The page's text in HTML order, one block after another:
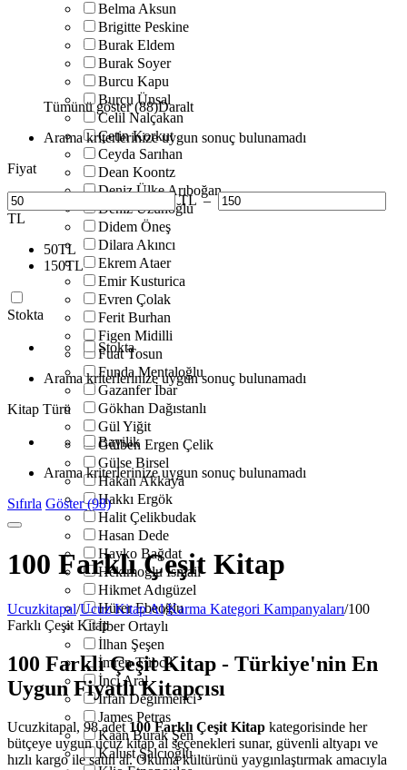
Belma Aksun
Brigitte Peskine
Burak Eldem
Burak Soyer
Burcu Kapu
Burcu Ünsal
Celil Nalçakan
Çetin Korkut
Ceyda Sarıhan
Dean Koontz
Deniz Ülke Arıboğan
Deniz Uzunoğlu
Didem Öneş
Dilara Akıncı
Ekrem Ataer
Emir Kusturica
Evren Çolak
Ferit Burhan
Figen Midilli
Fuat Tosun
Funda Mentaloğlu
Gazanfer İbar
Gökhan Dağıstanlı
Gül Yiğit
Gülben Ergen Çelik
Gülse Birsel
Hakan Akkaya
Hakkı Ergök
Halit Çelikbudak
Hasan Dede
Hayko Bağdat
Hekimoğlu İsmail
Hikmet Adıgüzel
Hürer Ebeoğlu
İlber Ortaylı
İlhan Şeşen
İmren Tübcil
İnci Aral
İrfan Değirmenci
James Petras
Kaan Burak Şen
Kalust Şalcıoğlu
Tümünü göster (88)Daralt
Arama kriterlerinize uygun sonuç bulunamadı
Fiyat
TL –
TL
50TL
150TL
Stokta
Stokta
Arama kriterlerinize uygun sonuç bulunamadı
Kitap Türü
Bayilik
Arama kriterlerinize uygun sonuç bulunamadı
Sıfırla Göster (98)
100 Farklı Çeşit Kitap
Ucuzkitapal/Ucuz Kitap Al/Karma Kategori Kampanyaları/100
Farklı Çeşit Kitap
100 Farklı Çeşit Kitap - Türkiye'nin En
Uygun Fiyatlı Kitapçısı
Ucuzkitapal, 98 adet100 Farklı Çeşit Kitap kategorisinde her
bütçeye uygun ucuz kitap al seçenekleri sunar, güvenli altyapı ve
hızlı kargo ile satın al. Okuma kültürünü yaygınlaştırmak amacıyla